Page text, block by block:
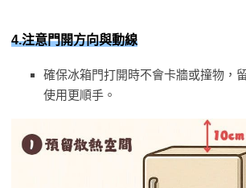
4.注意門開方向與動線
確保冰箱門打開時不會卡牆或撞物，
使用更順手。